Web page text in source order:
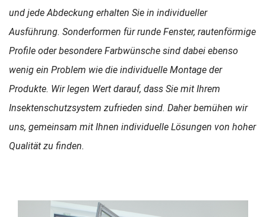
und jede Abdeckung erhalten Sie in individueller
Ausführung. Sonderformen für runde Fenster, rautenförmige
Profile oder besondere Farbwünsche sind dabei ebenso
wenig ein Problem wie die individuelle Montage der
Produkte. Wir legen Wert darauf, dass Sie mit Ihrem
Insektenschutzsystem zufrieden sind. Daher bemühen wir
uns, gemeinsam mit Ihnen individuelle Lösungen von hoher
Qualität zu finden.